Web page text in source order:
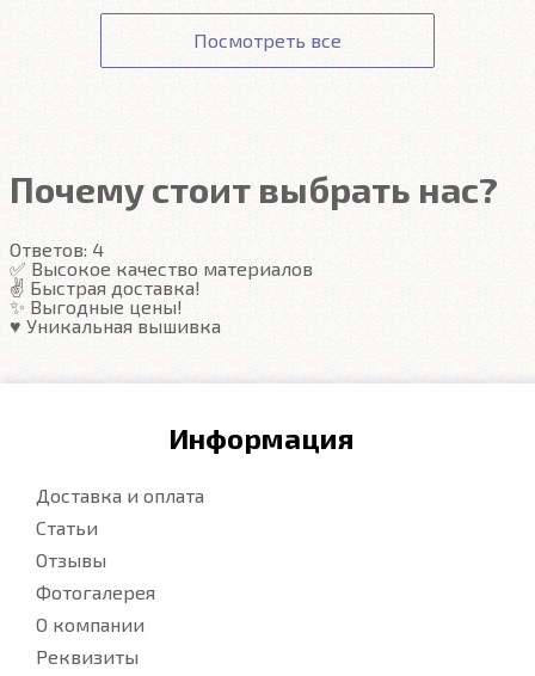
оформлении заказа.
Получение товара.
Гарантия на автоковрики 1 год.
сотрудники доступа не имеют.
Посмотреть все
Почему стоит выбрать нас?
Ответов: 4
✅ Высокое качество материалов
✌️ Быстрая доставка!
✨ Выгодные цены!
♥️ Уникальная вышивка
Информация
Доставка и оплата
Статьи
Отзывы
Фотогалерея
О компании
Реквизиты